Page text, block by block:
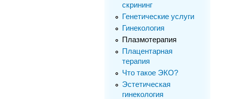
скрининг
Генетические услуги
Гинекология
Плазмотерапия
Плацентарная
терапия
Что такое ЭКО?
Эстетическая
гинекология